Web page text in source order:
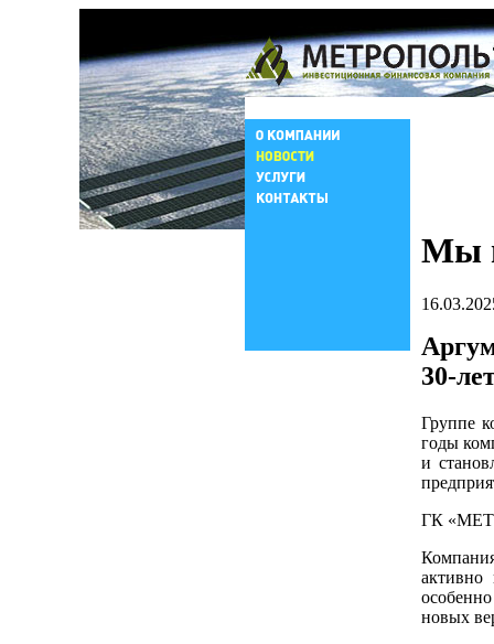
Мы
30-
Группе
годы
и
ГК
активно
новых